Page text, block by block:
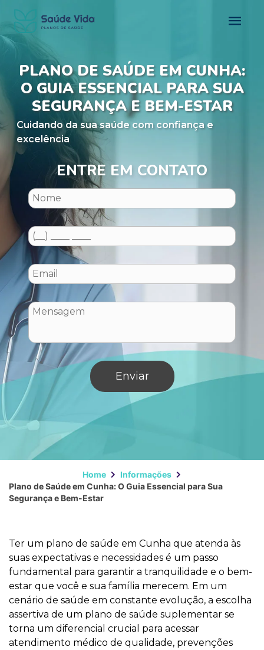
PLANO DE SAÚDE EM CUNHA:
O GUIA ESSENCIAL PARA SUA
SEGURANÇA E BEM-ESTAR
Cuidando da sua saúde com confiança e
excelência
ENTRE EM CONTATO
Home
Informações
Plano de Saúde em Cunha: O Guia Essencial para Sua
Segurança e Bem-Estar
Ter um plano de saúde em Cunha que atenda às
suas expectativas e necessidades é um passo
fundamental para garantir a tranquilidade e o bem-
estar que você e sua família merecem. Em um
cenário de saúde em constante evolução, a escolha
assertiva de um plano de saúde suplementar se
torna um diferencial crucial para acessar
atendimento médico de qualidade, prevenções